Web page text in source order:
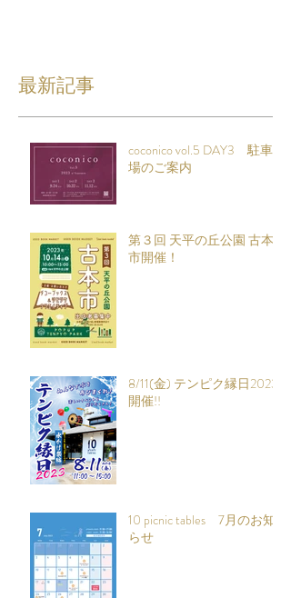
最新記事
coconico vol.5 DAY3 駐車
場のご案内
第３回 天平の丘公園 古本
市開催！
8/11(金) テンピク縁日2023
開催!!
10 picnic tables 7月のお知
らせ